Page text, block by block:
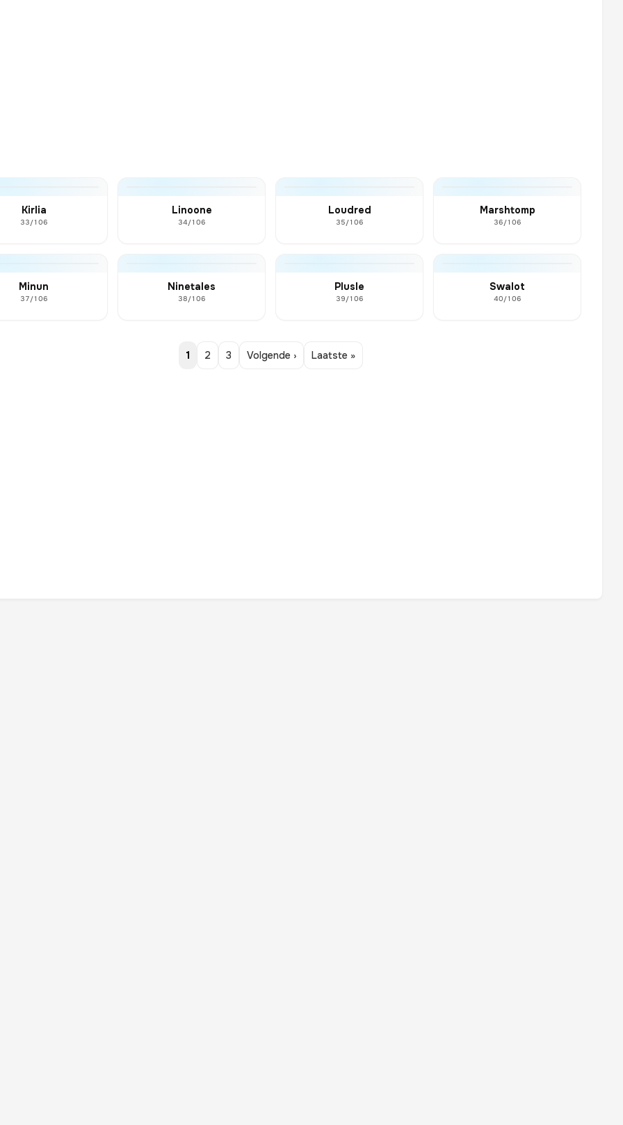
Kirlia
33/106
Linoone
34/106
Loudred
35/106
Marshtomp
36/106
Minun
37/106
Ninetales
38/106
Plusle
39/106
Swalot
40/106
1 2 3 Volgende › Laatste »